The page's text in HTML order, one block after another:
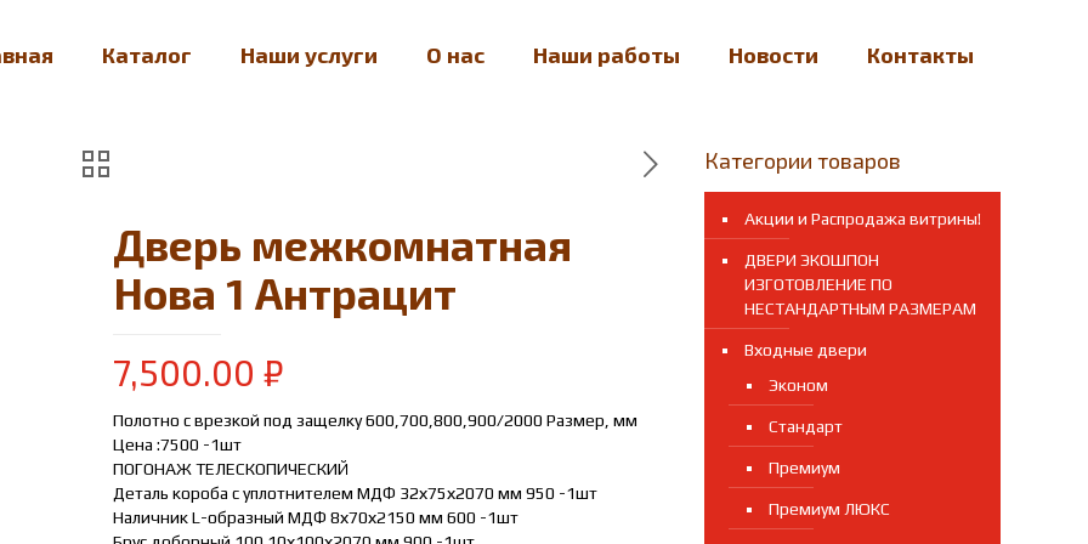
Каталог Наши услуги О нас Наши работы Новости Контакты
Дверь межкомнатная
Нова 1 Антрацит
7,500.00₽
Полотно с врезкой под защелку 600,700,800,900/2000 Размер, мм
Цена :7500 -1шт
ПОГОНАЖ ТЕЛЕСКОПИЧЕСКИЙ
Деталь короба с уплотнителем МДФ 32х75х2070 мм 950 -1шт
Наличник L-образный МДФ 8х70х2150 мм 600 -1шт
Категории товаров
Акции и Распродажа витрины!
ДВЕРИ ЭКОШПОН
ИЗГОТОВЛЕНИЕ ПО
НЕСТАНДАРТНЫМ РАЗМЕРАМ
Входные двери
Эконом
Стандарт
Премиум
Премиум ЛЮКС